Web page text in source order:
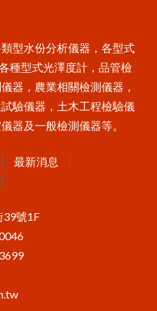
型水份分析儀器，各型式
種型式光澤度計，品管檢
器，農業相關檢測儀器，
驗儀器，土木工程檢驗儀
器及一般檢測儀器等。
最新消息
39號1F